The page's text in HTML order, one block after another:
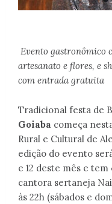
Evento gastronômico
artesanato e flores, e
com entrada gratuita
Tradicional festa de
Goiaba começa
Rural e Cultural de
edição do evento
e 12 deste mês e
cantora sertaneja
às 22h (sábados e